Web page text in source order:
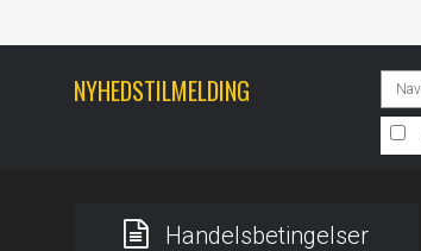
NYHEDSTILMELDING
Handelsbetingelser